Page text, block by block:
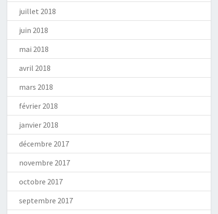
juillet 2018
juin 2018
mai 2018
avril 2018
mars 2018
février 2018
janvier 2018
décembre 2017
novembre 2017
octobre 2017
septembre 2017